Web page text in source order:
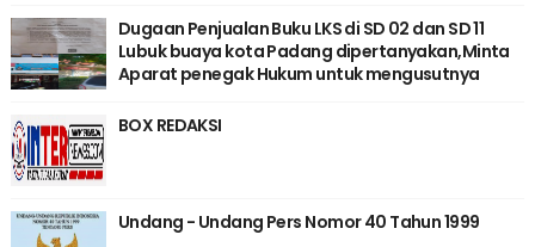
Dugaan Penjualan Buku LKS di SD 02 dan SD 11
Lubuk buaya kota Padang dipertanyakan,Minta
Aparat penegak Hukum untuk mengusutnya
BOX REDAKSI
Undang - Undang Pers Nomor 40 Tahun 1999